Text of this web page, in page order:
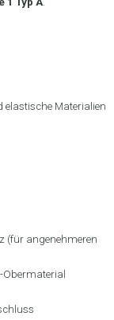
Materialien
(für angenehmeren